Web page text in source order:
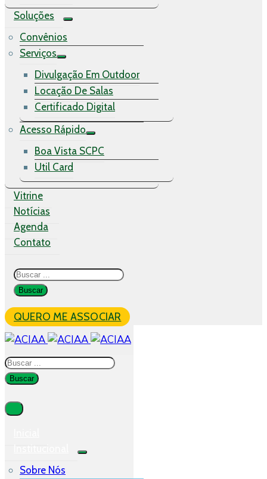
Soluções
Convênios
Serviços
Divulgação Em Outdoor
Locação De Salas
Certificado Digital
Acesso Rápido
Boa Vista SCPC
Util Card
Vitrine
Notícias
Agenda
Contato
QUERO ME ASSOCIAR
Sobre Nós